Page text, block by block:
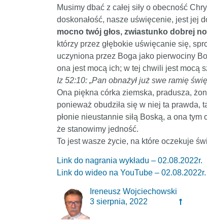
Musimy dbać z całej siły o obecność
doskonałość, nasze uświęcenie, jest jej
mocno twój głos, zwiastunko dobrej
którzy przez głębokie uświęcanie się,
uczyniona przez Boga jako pierwociny
ona jest mocą ich; w tej chwili jest mocą
Iz 52:10: „Pan obnażył już swe ramię
Ona piękna córka ziemska, pradusza,
ponieważ obudziła się w niej ta prawda,
płonie nieustannie siłą Boską, a ona
że stanowimy jedność.
To jest wasze życie, na które oczekuje
Link do nagrania wykładu – 02.08.2022r.
Link do wideo na YouTube – 02.08.2022r.
Ireneusz Wojciechowski
3 sierpnia, 2022